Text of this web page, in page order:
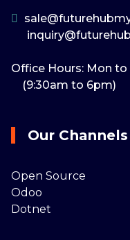
Office Hours: Mon to
(9:30am to 6pm)
Our Channels
Open Source
Odoo
Dotnet